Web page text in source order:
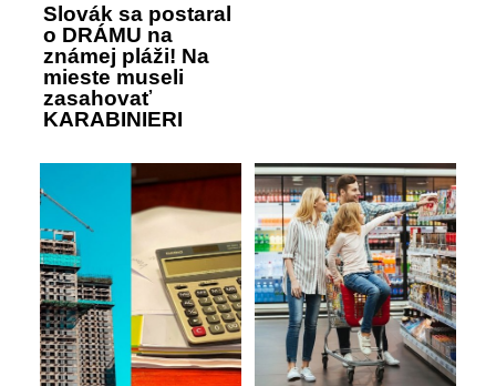
Slovák sa postaral
o DRÁMU na
známej pláži! Na
mieste museli
zasahovať
KARABINIERI